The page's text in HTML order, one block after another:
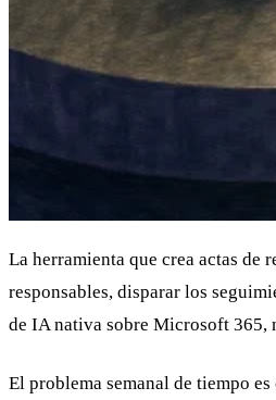
La herramienta que crea actas de
responsables, disparar los
de IA nativa sobre Microsoft 365,
El problema semanal de tiempo